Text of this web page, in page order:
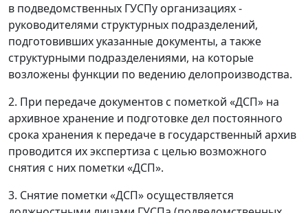
в подведомственных ГУСПу организациях -
руководителями структурных подразделений,
подготовивших указанные документы, а также
структурными подразделениями, на которые
возложены функции по ведению делопроизводства.
2. При передаче документов с пометкой «ДСП» на
архивное хранение и подготовке дел постоянного
срока хранения к передаче в государственный архив
проводится их экспертиза с целью возможного
снятия с них пометки «ДСП».
3. Снятие пометки «ДСП» осуществляется